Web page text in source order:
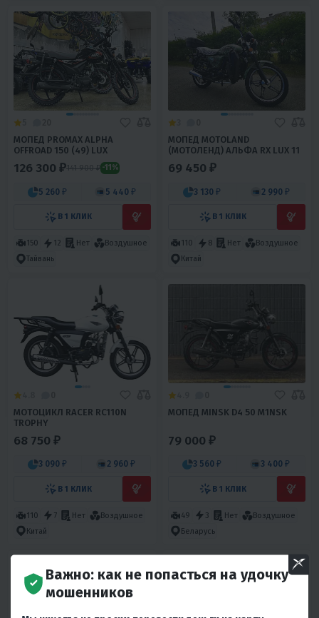
МОПЕД PROMAX ALPHA
OFFROAD 150 (49) LUX
126 300 ₽141 900 ₽ -11%
5 260 ₽ 5 440 ₽
В 1 КЛИК
150 12 Нет
Воздушное
Тайвань
МОПЕД MOTOLAND
(МОТОЛЕНД) АЛЬФА RX LUX 11
69 450 ₽
3 130 ₽ 2 990 ₽
В 1 КЛИК
110 8 Нет
Воздушное
Китай
МОТОЦИКЛ RACER RC110N
TROPHY
68 750 ₽
3 090 ₽ 2 960 ₽
В 1 КЛИК
110 7 Нет
Воздушное
Китай
МОПЕД MINSK D4 50 M1NSK
79 000 ₽
3 560 ₽ 3 400 ₽
В 1 КЛИК
49 3 Нет
Воздушное
Беларусь
Важно: как не попасться на удочку
мошенников